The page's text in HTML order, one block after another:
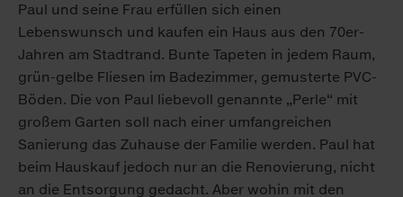
Paul und seine Frau erfüllen sich einen
Lebenswunsch und kaufen ein Haus aus den 70er-
Jahren am Stadtrand. Bunte Tapeten in jedem Raum,
grün-gelbe Fliesen im Badezimmer, gemusterte PVC-
Böden. Die von Paul liebevoll genannte „Perle“ mit
großem Garten soll nach einer umfangreichen
Sanierung das Zuhause der Familie werden. Paul hat
beim Hauskauf jedoch nur an die Renovierung, nicht
an die Entsorgung gedacht. Aber wohin mit den